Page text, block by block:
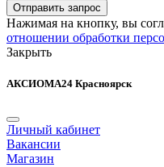
Отправить запрос
Нажимая на кнопку, вы
отношении обработки
Закрыть
АКСИОМА24 Красноярск
Личный кабинет
Вакансии
Магазин